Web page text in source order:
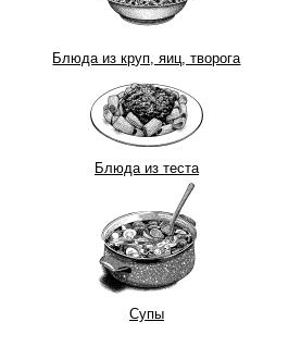
Блюда из круп, яиц, творога
Блюда из теста
Супы